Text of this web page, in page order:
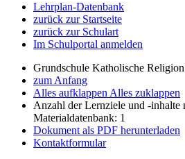
Lehrplan-Datenbank
zurück zur Startseite
zurück zur Schulart
Im Schulportal anmelden
Grundschule Katholische
zum Anfang
Alles aufklappen Alles zuklappen
Anzahl der Lernziele und -inhalte
Materialdatenbank: 1
Dokument als PDF herunterladen
Kontaktformular